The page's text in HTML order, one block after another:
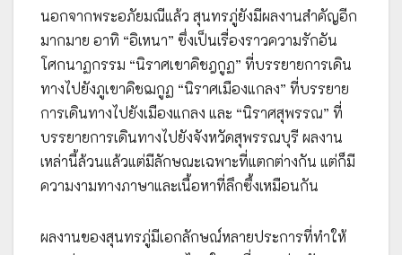
นอกจากพระอภัยมณีแล้ว สุนทรภู่ยังมีผลงานสำคัญอีก
มากมาย อาทิ “อิเหนา” ซึ่งเป็นเรื่องราวความรักอัน
โศกนาฏกรรม “นิราศเขาคิชฎกูฏ” ที่บรรยายการเดิน
ทางไปยังภูเขาคิชฌกูฏ “นิราศเมืองแกลง” ที่บรรยาย
การเดินทางไปยังเมืองแกลง และ “นิราศสุพรรณ” ที่
บรรยายการเดินทางไปยังจังหวัดสุพรรณบุรี ผลงาน
เหล่านี้ล้วนแล้วแต่มีลักษณะเฉพาะที่แตกต่างกัน แต่ก็มี
ความงามทางภาษาและเนื้อหาที่ลึกซึ้งเหมือนกัน
ผลงานของสุนทรภู่มีเอกลักษณ์หลายประการที่ทำให้